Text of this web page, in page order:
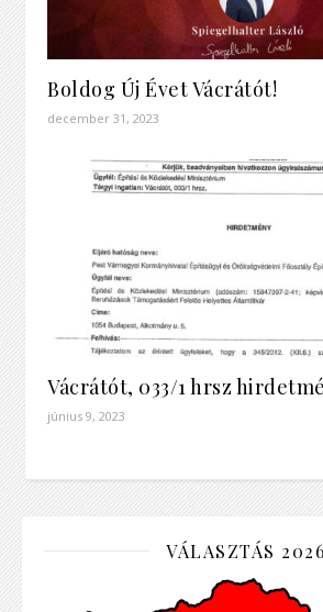
Boldog Új Évet Vácrátót!
december 31, 2023
Vácrátót, 033/1 hrsz
június 9, 2023
VÁLASZTÁS 2026